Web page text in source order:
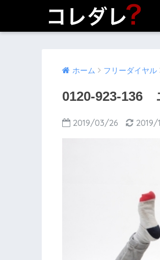
ホーム フリーダイヤル
0120-923-136
2019/03/26 2019/